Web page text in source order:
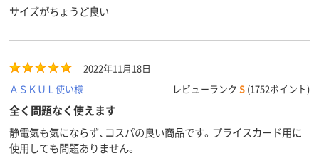
サイズがちょうど良い
2022年11月18日
ＡＳＫＵＬ使い様
レビューランク S (1752ポイント)
全く問題なく使えます
静電気も気にならず、コスパの良い商品です。プライスカード用に
使用しても問題ありません。